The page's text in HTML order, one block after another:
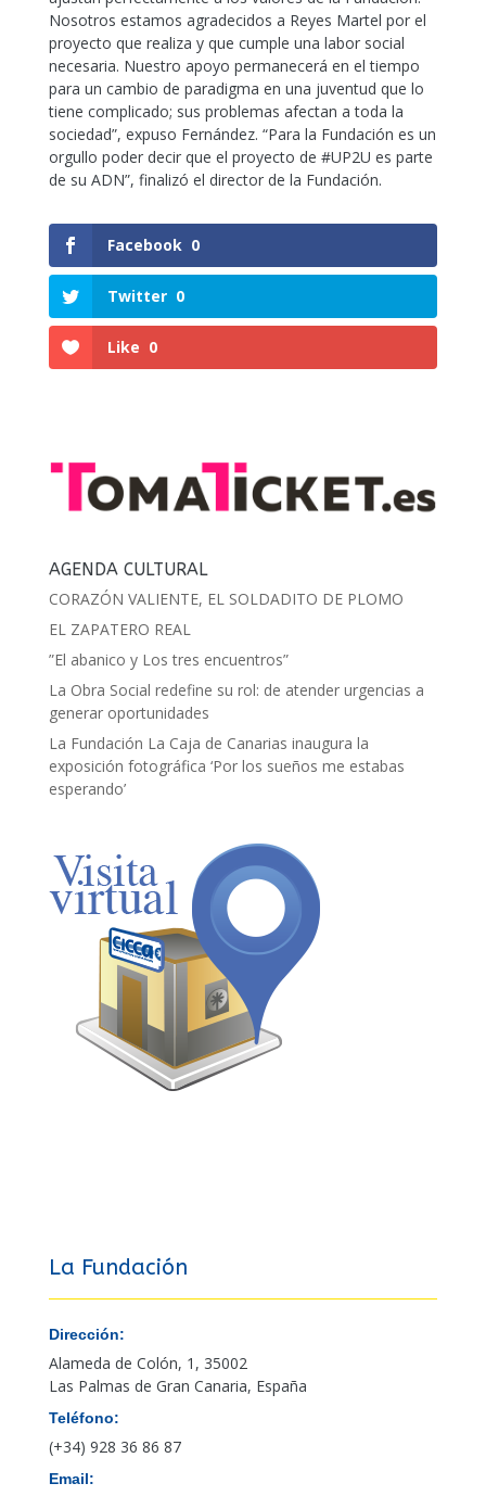
Nosotros estamos agradecidos a Reyes Martel por el
proyecto que realiza y que cumple una labor social
necesaria. Nuestro apoyo permanecerá en el tiempo
para un cambio de paradigma en una juventud que lo
tiene complicado; sus problemas afectan a toda la
sociedad”, expuso Fernández. “Para la Fundación es un
orgullo poder decir que el proyecto de #UP2U es parte
de su ADN”, finalizó el director de la Fundación.
Facebook 0
Twitter 0
Like 0
AGENDA CULTURAL
CORAZÓN VALIENTE, EL SOLDADITO DE PLOMO
EL ZAPATERO REAL
”El abanico y Los tres encuentros”
La Obra Social redefine su rol: de atender urgencias a
generar oportunidades
La Fundación La Caja de Canarias inaugura la
exposición fotográfica ‘Por los sueños me estabas
esperando’
La Fundación
Dirección:
Alameda de Colón, 1, 35002
Las Palmas de Gran Canaria, España
Teléfono:
(+34) 928 36 86 87
Email: